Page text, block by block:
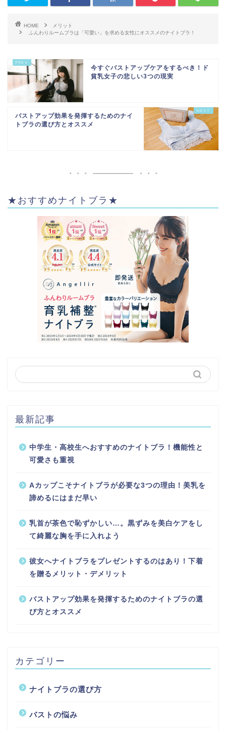
HOME
メリット
ふんわりルームブラは「可愛い」を求める女性にオススメのナイトブラ！
今すぐバストアップケアをするべき！ド
貧乳女子の悲しい3つの現実
バストアップ効果を発揮するためのナイ
トブラの選び方とオススメ
★おすすめナイトブラ★
最新記事
中学生・高校生へおすすめのナイトブラ！機能性と
可愛さも重視
Aカップこそナイトブラが必要な3つの理由！美乳を
諦めるにはまだ早い
乳首が茶色で恥ずかしい…。黒ずみを美白ケアをし
て綺麗な胸を手に入れよう
彼女へナイトブラをプレゼントするのはあり！下着
を贈るメリット・デメリット
バストアップ効果を発揮するためのナイトブラの選
び方とオススメ
カテゴリー
ナイトブラの選び方
バストの悩み